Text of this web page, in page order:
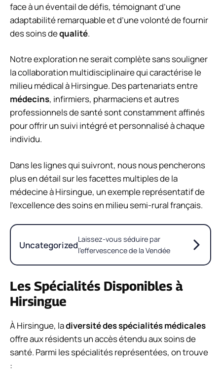
face à un éventail de défis, témoignant d’une
adaptabilité remarquable et d’une volonté de fournir
des soins dequalité.
Notre exploration ne serait complète sans souligner
la collaboration multidisciplinaire qui caractérise le
milieu médical à Hirsingue. Des partenariats entre
médecins, infirmiers, pharmaciens et autres
professionnels de santé sont constamment affinés
pour offrir un suivi intégré et personnalisé à chaque
individu.
Dans les lignes qui suivront, nous nous pencherons
plus en détail sur les facettes multiples de la
médecine à Hirsingue, un exemple représentatif de
l’excellence des soins en milieu semi-rural français.
UncategorizedLaissez-vous séduire par
l’effervescence de la Vendée
Les Spécialités Disponibles à
Hirsingue
À Hirsingue, ladiversité des spécialités médicales
offre aux résidents un accès étendu aux soins de
santé. Parmi les spécialités représentées, on trouve
: